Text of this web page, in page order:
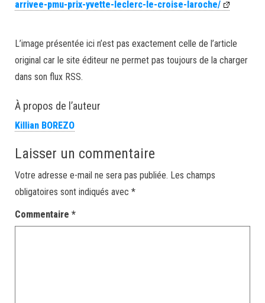
arrivee-pmu-prix-yvette-leclerc-le-croise-laroche/
L’image présentée ici n’est pas exactement celle de l’article
original car le site éditeur ne permet pas toujours de la charger
dans son flux RSS.
À propos de l’auteur
Killian BOREZO
Laisser un commentaire
Votre adresse e-mail ne sera pas publiée. Les champs
obligatoires sont indiqués avec *
Commentaire *